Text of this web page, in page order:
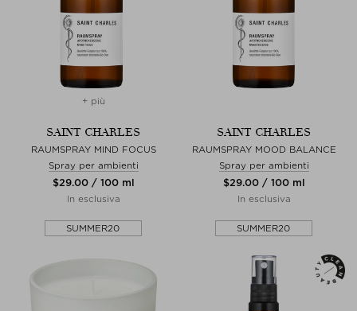
+ più
SAINT CHARLES
RAUMSPRAY MIND FOCUS
Spray per ambienti
$‌29.00 / 100 ml
In esclusiva
SUMMER20
SAINT CHARLES
RAUMSPRAY MOOD BALANCE
Spray per ambienti
$‌29.00 / 100 ml
In esclusiva
SUMMER20